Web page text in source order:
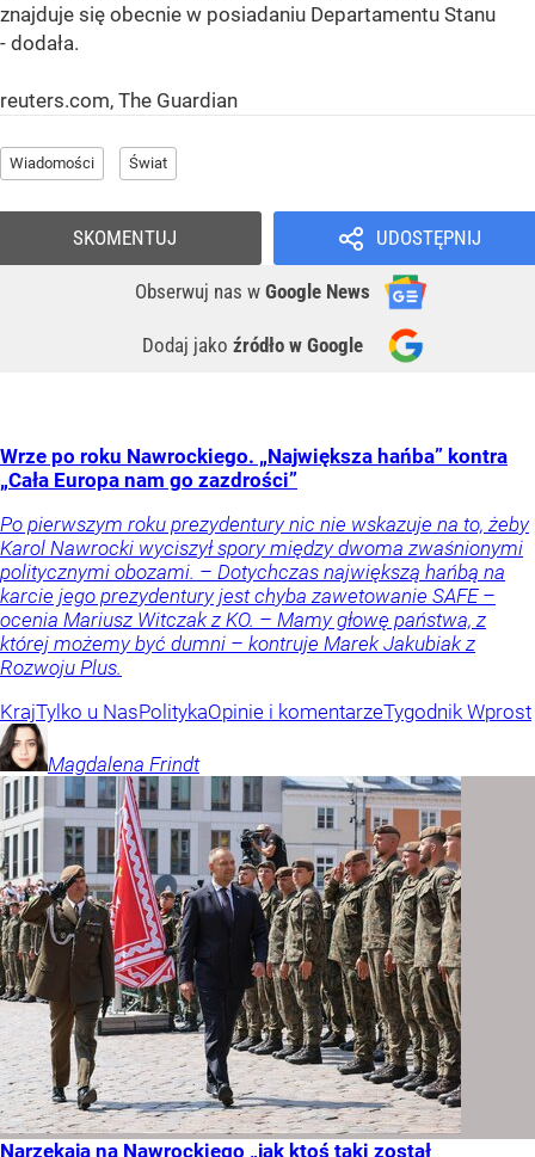
znajduje się obecnie w posiadaniu Departamentu Stanu
- dodała.
reuters.com, The Guardian
Wiadomości Świat
UDOSTĘPNIJ
Obserwuj nas w Google News
Dodaj jako źródło w Google
SKOMENTUJ
Wrze po roku Nawrockiego. „Największa hańba” kontra
„Cała Europa nam go zazdrości”
Po pierwszym roku prezydentury nic nie wskazuje na to, żeby
Karol Nawrocki wyciszył spory między dwoma zwaśnionymi
politycznymi obozami. – Dotychczas największą hańbą na
karcie jego prezydentury jest chyba zawetowanie SAFE –
ocenia Mariusz Witczak z KO. – Mamy głowę państwa, z
której możemy być dumni – kontruje Marek Jakubiak z
Rozwoju Plus.
KrajTylko u NasPolitykaOpinie i komentarzeTygodnik Wprost
Magdalena Frindt
Narzekają na Nawrockiego „jak ktoś taki został